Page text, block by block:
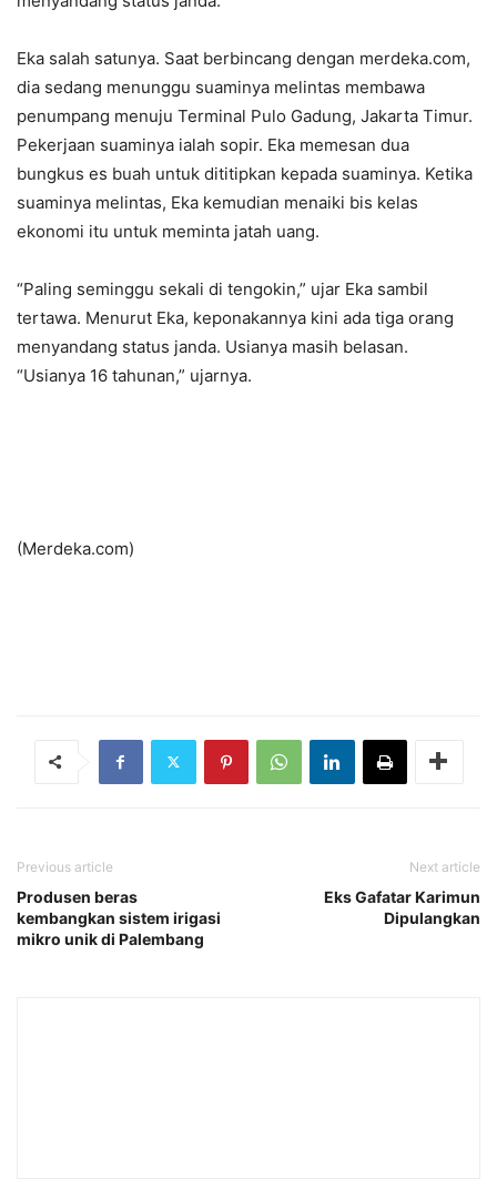
Eka salah satunya. Saat berbincang dengan merdeka.com,
dia sedang menunggu suaminya melintas membawa
penumpang menuju Terminal Pulo Gadung, Jakarta Timur.
Pekerjaan suaminya ialah sopir. Eka memesan dua
bungkus es buah untuk dititipkan kepada suaminya. Ketika
suaminya melintas, Eka kemudian menaiki bis kelas
ekonomi itu untuk meminta jatah uang.
“Paling seminggu sekali di tengokin,” ujar Eka sambil
tertawa. Menurut Eka, keponakannya kini ada tiga orang
menyandang status janda. Usianya masih belasan.
“Usianya 16 tahunan,” ujarnya.
(Merdeka.com)
Previous article
Produsen beras
kembangkan sistem irigasi
mikro unik di Palembang
Next article
Eks Gafatar Karimun
Dipulangkan